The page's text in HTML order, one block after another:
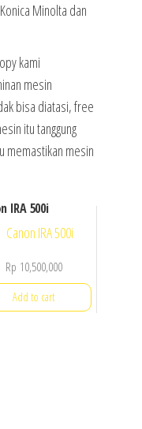
Minolta dan
kami
mesin
bisa diatasi, free
itu tanggung
memastikan mesin
IRA 500i
Rp 10,500,000
Add to cart